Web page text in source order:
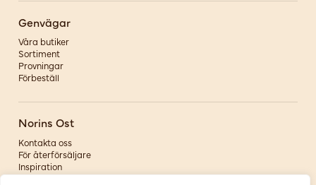
Genvägar
Våra butiker
Sortiment
Provningar
Förbeställ
Norins Ost
Kontakta oss
För återförsäljare
Inspiration
Om oss